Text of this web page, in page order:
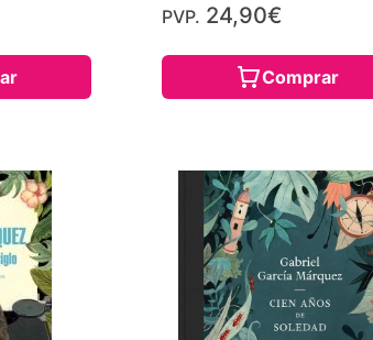
PVP. 24,90€
Comprar